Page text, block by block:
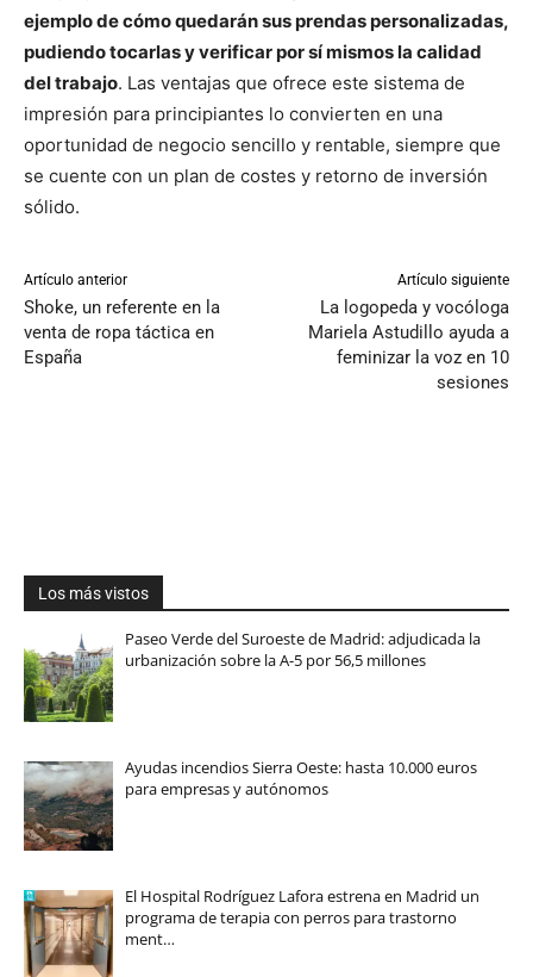
ejemplo de cómo quedarán sus prendas personalizadas,
pudiendo tocarlas y verificar por sí mismos la calidad
del trabajo. Las ventajas que ofrece este sistema de
impresión para principiantes lo convierten en una
oportunidad de negocio sencillo y rentable, siempre que
se cuente con un plan de costes y retorno de inversión
sólido.
Artículo anterior
Shoke, un referente en la
venta de ropa táctica en
España
Artículo siguiente
La logopeda y vocóloga
Mariela Astudillo ayuda a
feminizar la voz en 10
sesiones
Los más vistos
Paseo Verde del Suroeste de Madrid: adjudicada la
urbanización sobre la A-5 por 56,5 millones
Ayudas incendios Sierra Oeste: hasta 10.000 euros
para empresas y autónomos
El Hospital Rodríguez Lafora estrena en Madrid un
programa de terapia con perros para trastorno
ment…